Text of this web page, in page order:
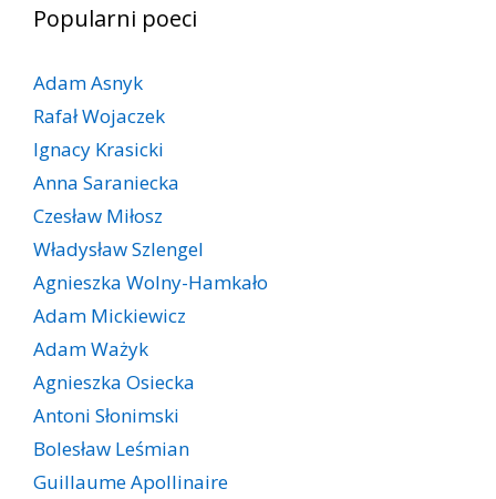
Popularni poeci
Adam Asnyk
Rafał Wojaczek
Ignacy Krasicki
Anna Saraniecka
Czesław Miłosz
Władysław Szlengel
Agnieszka Wolny-Hamkało
Adam Mickiewicz
Adam Ważyk
Agnieszka Osiecka
Antoni Słonimski
Bolesław Leśmian
Guillaume Apollinaire